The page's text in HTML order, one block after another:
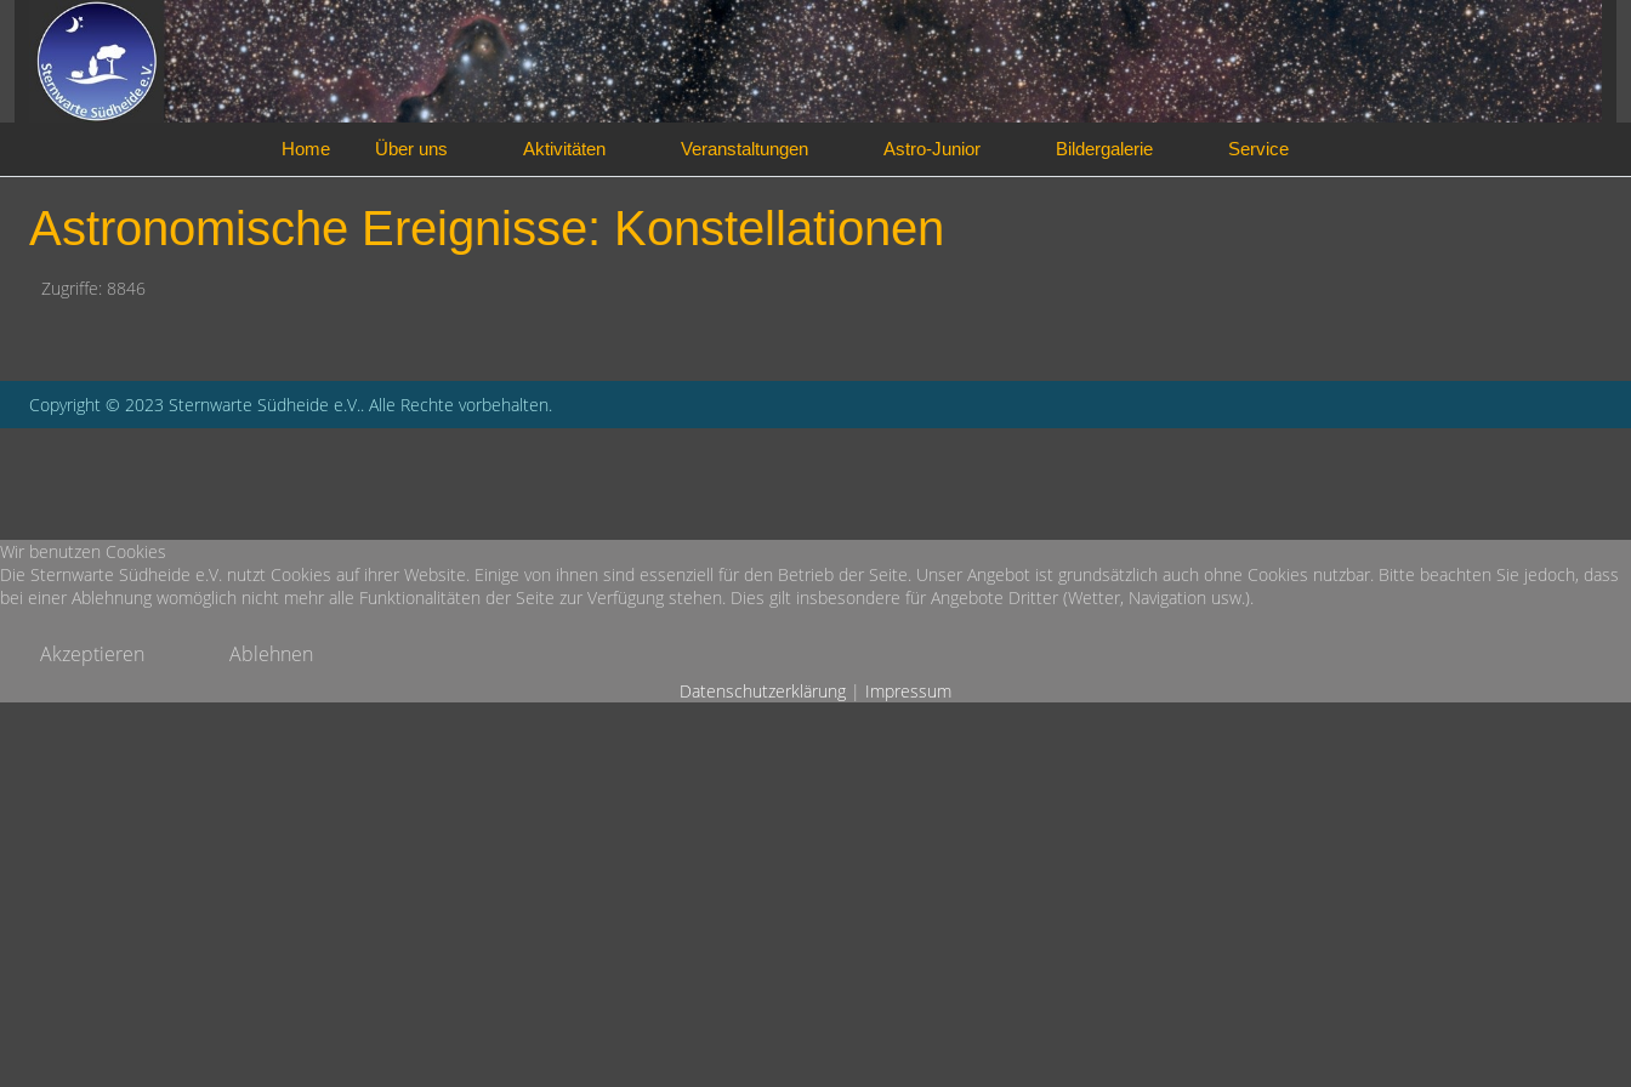
Home Über uns Aktivitäten Veranstaltungen Astro-Junior Bildergalerie Service
Astronomische Ereignisse: Konstellationen
Zugriffe: 8846
Copyright © 2023 Sternwarte Südheide e.V.. Alle Rechte vorbehalten.
Wir benutzen Cookies
Die Sternwarte Südheide e.V. nutzt Cookies auf ihrer Website. Einige von ihnen sind essenziell für den Betrieb der Seite. Unser Angebot ist grundsätzlich auch ohne Cookies nutzbar. Bitte beachten Sie jedoch, dass
bei einer Ablehnung womöglich nicht mehr alle Funktionalitäten der Seite zur Verfügung stehen. Dies gilt insbesondere für Angebote Dritter (Wetter, Navigation usw.).
Akzeptieren Ablehnen
Datenschutzerklärung | Impressum